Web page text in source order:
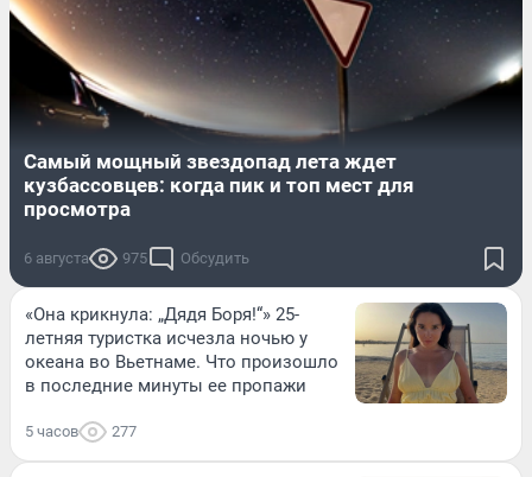
Самый мощный звездопад лета ждет
кузбассовцев: когда пик и топ мест для
просмотра
6 августа 975 Обсудить
«Она крикнула: „Дядя Боря!“» 25-
летняя туристка исчезла ночью у
океана во Вьетнаме. Что произошло
в последние минуты ее пропажи
5 часов 277